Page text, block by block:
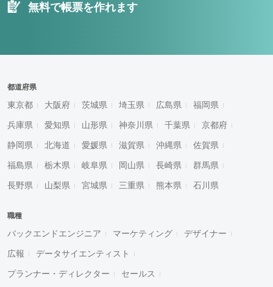
無料で帳票を作れます
都道府県
東京都 大阪府 茨城県 埼玉県 広島県 福岡県
兵庫県 愛知県 山形県 神奈川県 千葉県 京都府
静岡県 北海道 愛媛県 滋賀県 沖縄県 佐賀県
福島県 栃木県 岐阜県 岡山県 長崎県 群馬県
長野県 山梨県 宮城県 三重県 熊本県 石川県
職種
バックエンドエンジニア マーケティング デザイナー
広報 データサイエンティスト
プランナー・ディレクター セールス